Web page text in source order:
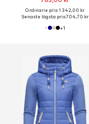
Ordinarie pris: 1 342,00 kr
Senaste lägsta pris:704,70 kr
+1